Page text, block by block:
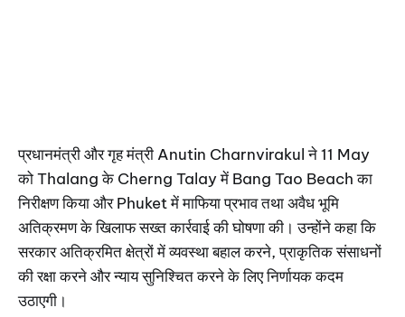
प्रधानमंत्री और गृह मंत्री Anutin Charnvirakul ने 11 May
को Thalang के Cherng Talay में Bang Tao Beach का
निरीक्षण किया और Phuket में माफिया प्रभाव तथा अवैध भूमि
अतिक्रमण के खिलाफ सख्त कार्रवाई की घोषणा की। उन्होंने कहा कि
सरकार अतिक्रमित क्षेत्रों में व्यवस्था बहाल करने, प्राकृतिक संसाधनों
की रक्षा करने और न्याय सुनिश्चित करने के लिए निर्णायक कदम
उठाएगी।